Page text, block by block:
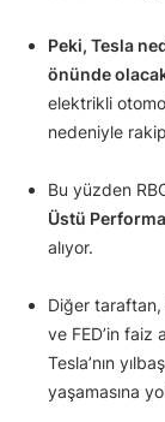
Peki, Tesla
önünde
elektrikli
nedeniyle
Bu yüzden
Üstü
alıyor.
Diğer
ve FED’in faiz
Tesla’nın
yaşamasına